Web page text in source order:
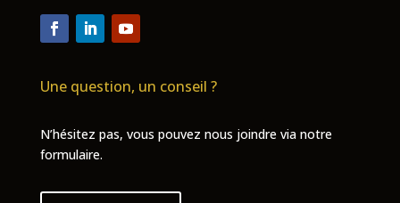
Une question, un conseil ?
N’hésitez pas, vous pouvez nous joindre via notre
formulaire.